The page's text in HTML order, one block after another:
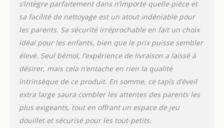
enfant pour jouer,
grandir et explorer dans
un confort absolu
Multifonction : le tapis de
sol décore non
seulement le salon, la
chambre, la salle de jeux,
la maternelle, la crèche,
mais il est également
pratique. Vous pouvez
l'utiliser comme tapis de
yoga, tapis de tatami de
s’intègre parfaitement dans n’importe quelle pièce et
sa facilité de nettoyage est un atout indéniable pour
les parents. Sa sécurité irréprochable en fait un choix
idéal pour les enfants, bien que le prix puisse sembler
élevé. Seul bémol, l’expérience de livraison a laissé à
désirer, mais cela n’entache en rien la qualité
intrinsèque de ce produit. En somme, ce tapis d’éveil
extra large saura combler les attentes des parents les
plus exigeants, tout en offrant un espace de jeu
douillet et sécurisé pour les tout-petits.